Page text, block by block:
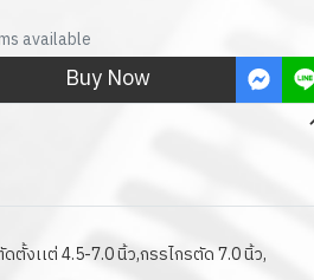
available
Buy Now
ตั้งเเต่ 4.5-7.0 นิ้ว,กรรไกรตัด 7.0 นิ้ว,